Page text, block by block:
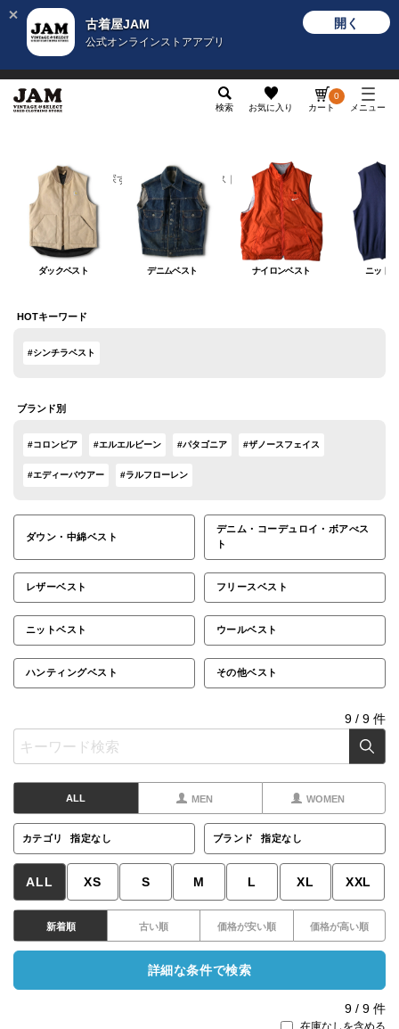
古着屋JAM
公式オンラインストアアプリ
開く
検索 お気に入り カート
0
メニュー
カテゴリから探す トップス ベスト
ベスト
ダックベスト デニムベスト ナイロンベスト ニット
HOTキーワード
#シンチラベスト
ブランド別
#コロンビア #エルエルビーン #パタゴニア #ザノースフェイス
#エディーバウアー #ラルフローレン
ダウン・中綿ベスト
デニム・コーデュロイ・ボアべス
ト
レザーベスト フリースベスト
ニットベスト ウールベスト
ハンティングベスト その他ベスト
9 / 9 件
ALL MEN WOMEN
カテゴリ 指定なし ブランド 指定なし
ALL XS S M L XL XXL
新着順 古い順 価格が安い順 価格が高い順
詳細な条件で検索
9 / 9 件
在庫なしを含める